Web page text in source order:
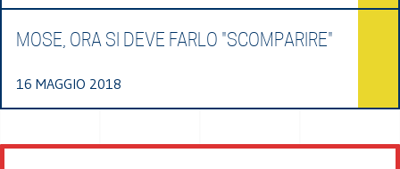
MOSE, ORA SI DEVE FARLO "SCOMPARIRE"
16 MAGGIO 2018